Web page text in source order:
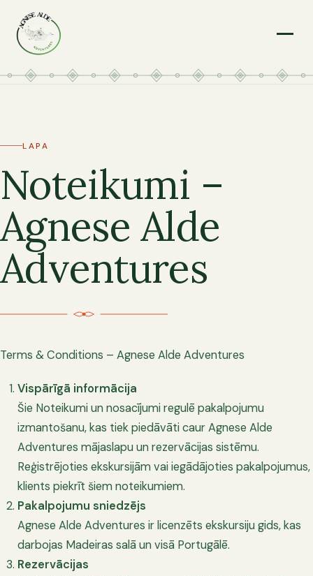
LAPA
Noteikumi –
Agnese Alde
Adventures
Terms & Conditions – Agnese Alde Adventures
Vispārīgā informācija
Šie Noteikumi un nosacījumi regulē pakalpojumu
izmantošanu, kas tiek piedāvāti caur Agnese Alde
Adventures mājaslapu un rezervācijas sistēmu.
Reģistrējoties ekskursijām vai iegādājoties pakalpojumus,
klients piekrīt šiem noteikumiem.
Pakalpojumu sniedzējs
Agnese Alde Adventures ir licenzēts ekskursiju gids, kas
darbojas Madeiras salā un visā Portugālē.
Rezervācijas